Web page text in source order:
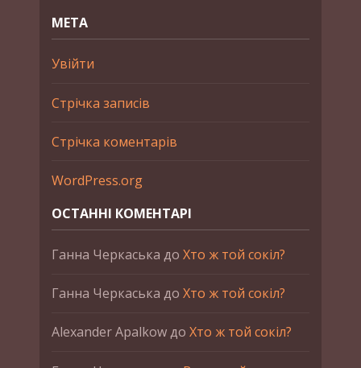
МЕТА
Увійти
Стрічка записів
Стрічка коментарів
WordPress.org
ОСТАННІ КОМЕНТАРІ
Ганна Черкаська до Хто ж той сокіл?
Ганна Черкаська до Хто ж той сокіл?
Alexander Apalkowдо Хто ж той сокіл?